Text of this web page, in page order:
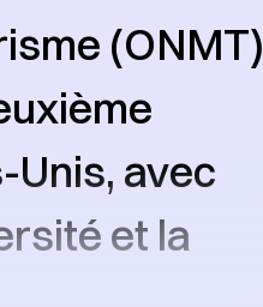
(ONMT)
Unis, avec
et la